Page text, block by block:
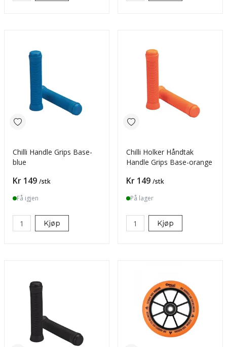
Chilli Handle Grips Base-
blue
Pris
Kr 149 /stk
Få igjen
Kjøp
Chilli Holker Håndtak
Handle Grips Base-orange
Pris
Kr 149 /stk
På lager
Kjøp